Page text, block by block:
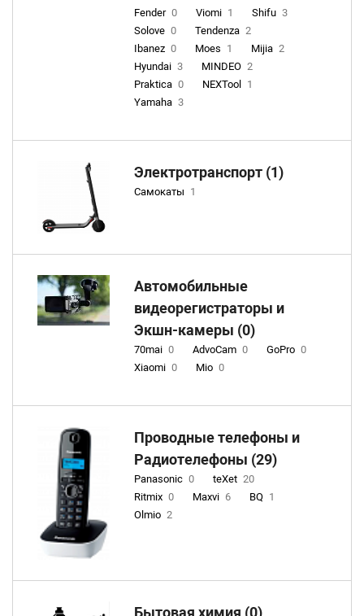
Fender 0 Viomi 1 Shifu 3
Solove 0 Tendenza 2
Ibanez 0 Moes 1 Mijia 2
Hyundai 3 MINDEO 2
Praktica 0 NEXTool
1
Yamaha 3
Электротранспорт (1)
Самокаты 1
Автомобильные
видеорегистраторы и
Экшн-камеры (0)
70mai 0 AdvoCam 0 GoPro 0
Xiaomi 0 Mio 0
Проводные телефоны и
Радиотелефоны (29)
Panasonic 0 teXet 20
Ritmix 0 Maxvi 6 BQ 1
Olmio 2
Бытовая химия (0)